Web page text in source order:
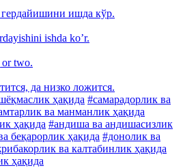
ишда кўр.
ishda koʼr.
or two.
да низко ложится.
ҳақида #самарадорлик ва
ва манманлик ҳақида
ҳақида #андиша ва андишасизлик
беқарорлик ҳақида #донолик ва
ва калтабинлик ҳақида
ҳақида